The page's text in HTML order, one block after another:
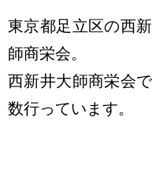
東京都足立区の西
師商栄会。
西新井大師商栄会
数行っています。